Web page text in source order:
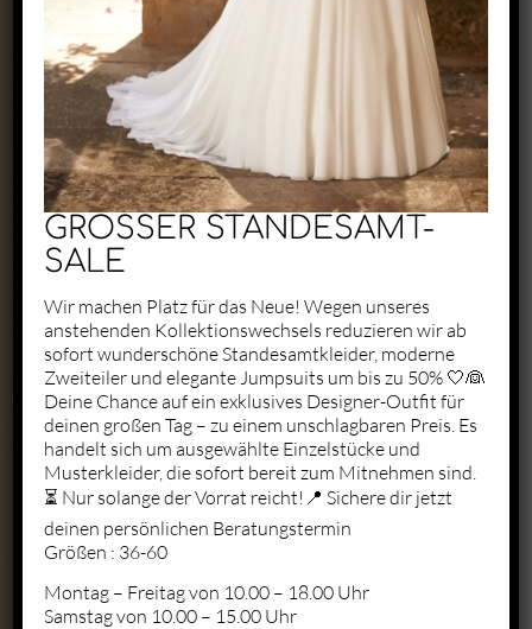
Exclusive by Perry
Zaunäckerstraße 22/2
71083 Herrenberg
+49 1523 6721684
kontakt@perry-exclusive.de
Unsere Öffungszeiten
ganz individuell nach vorherigerTerminabsprache
Mo. – Fr.: 10:00 – 19:00
Sa.: 10:00 – 18:00
So.: Geschlossen
Zahlungsmöglichkeiten
GROSSER STANDESAMT-
SALE
Wir machen Platz für das Neue! Wegen unseres
anstehenden Kollektionswechsels reduzieren wir ab
sofort wunderschöne Standesamtkleider, moderne
Zweiteiler und elegante Jumpsuits um bis zu 50% 🤍👰
Deine Chance auf ein exklusives Designer-Outfit für
deinen großen Tag – zu einem unschlagbaren Preis. Es
handelt sich um ausgewählte Einzelstücke und
Musterkleider, die sofort bereit zum Mitnehmen sind.
⏳ Nur solange der Vorrat reicht!📍 Sichere dir jetzt
deinen persönlichen Beratungstermin
Größen : 36-60
Montag – Freitag von 10.00 – 18.00 Uhr
Samstag von 10.00 – 15.00 Uhr